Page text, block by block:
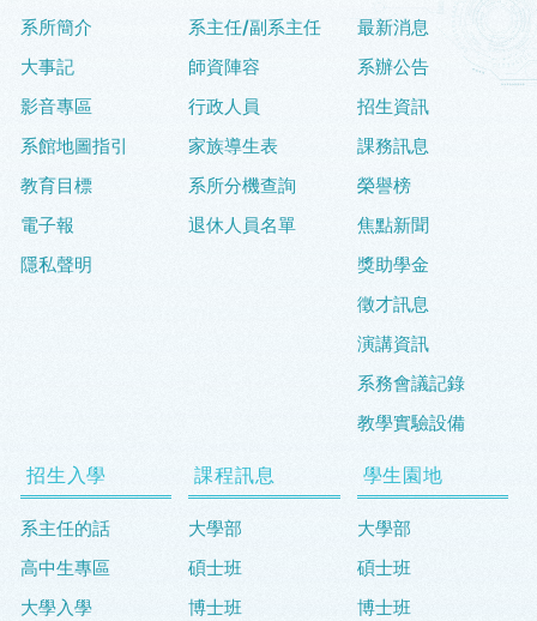
系所簡介
大事記
影音專區
系館地圖指引
教育目標
電子報
隱私聲明
系主任/副系主任
師資陣容
行政人員
家族導生表
系所分機查詢
退休人員名單
最新消息
系辦公告
招生資訊
課務訊息
榮譽榜
焦點新聞
獎助學金
徵才訊息
演講資訊
系務會議記錄
教學實驗設備
招生入學
系主任的話
高中生專區
大學入學
課程訊息
大學部
碩士班
博士班
學生園地
大學部
碩士班
博士班